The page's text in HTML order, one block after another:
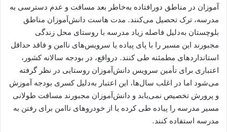
‌آموزان در مناطق دورافتاده به‌خاطر بعد مسافت و عدم دسترسی به
مدرسه، ترک تحصیل می‌کنند. مدت ‌هاست دانش‌آموزان مناطق
بلوچستان به‌دلیل فاصله زیاد مدرسه با روستای محل زندگی
مجبورند این مسیر را با پای پیاده یا سرویس‌های ناامن و فاقد حداقل‌
استانداردهای مطمئنه طی کنند. درواقع، در بودجه سالانه کشور،
اعتباری برای تأمین سرویس دانش‌آموزان روستایی در نظر گرفته
می‌شود اما در اغلب سال‌ها، این اعتبار به‌دلیل کسری بودجه آموزش‌
و پرورش تخصیص نمی‌یابد و دانش‌آموزان مجبورند مسافت طولانی
مسیر مدرسه را پیاده طی کرده یا از خودروهای ناامن برای رفتن به
مدرسه استفاده کنند.